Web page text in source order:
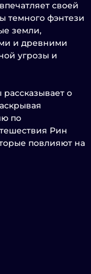
своей
темного фэнтези
земли,
и древними
угрозы и
о
по
Рин
повлияют на